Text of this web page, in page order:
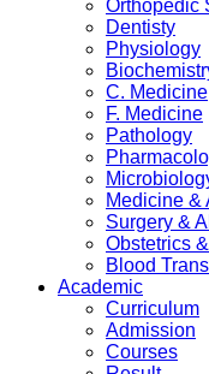
Orthopedic
Dentisty
Physiology
C. Medicine
F. Medicine
Pathology
Medicine &
Surgery &
Obstetrics
Blood
Academic
Curriculum
Admission
Courses